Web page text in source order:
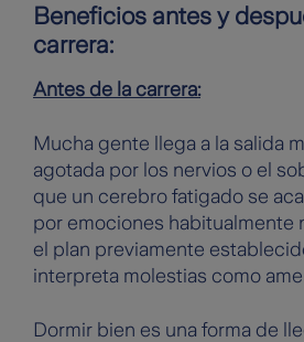
Beneficios antes y
carrera:
Antes de la carrera:
Mucha gente llega a la salida
agotada por los nervios o el
que un cerebro fatigado se
por emociones habitualmente
el plan previamente
interpreta molestias como
Dormir bien es una forma de